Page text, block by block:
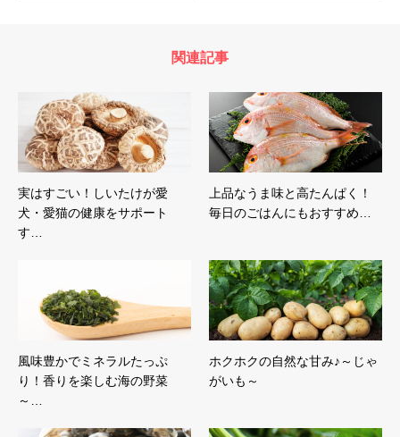
関連記事
実はすごい！しいたけが愛
犬・愛猫の健康をサポート
す…
上品なうま味と高たんぱく！
毎日のごはんにもおすすめ…
風味豊かでミネラルたっぷ
り！香りを楽しむ海の野菜
～…
ホクホクの自然な甘み♪～じゃ
がいも～